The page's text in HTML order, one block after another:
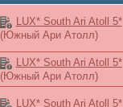
LUX* South Ari Atoll 5*
(Южный Ари Атолл)
LUX* South Ari Atoll 5*
(Южный Ари Атолл)
LUX* South Ari Atoll 5*